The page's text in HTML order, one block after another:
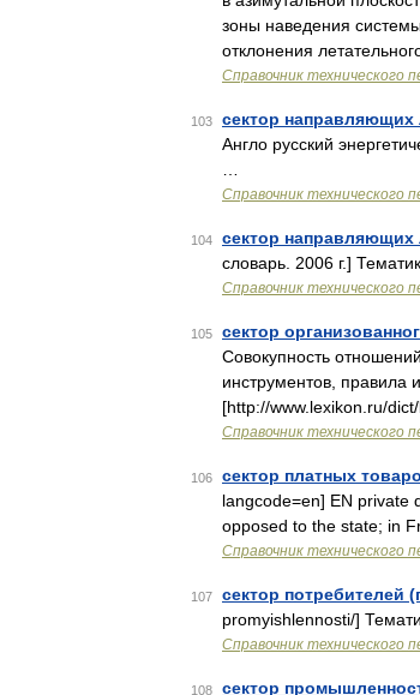
зоны наведения
отклонения
Справочник технического
103 сектор направляющих
Англо русский
Справочник технического
104 сектор направляющих
словарь. 2006 г.]
Справочник технического
105 сектор
Совокупность
инструментов, правила
[http://www.lexikon.ru/
Справочник технического
106 сектор платных
langcode=en] EN private
opposed to the state; in
Справочник технического
107 сектор потребителей
promyishlennosti/]
Справочник технического
108 сектор